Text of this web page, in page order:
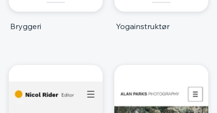
Bryggeri Yogainstruktør